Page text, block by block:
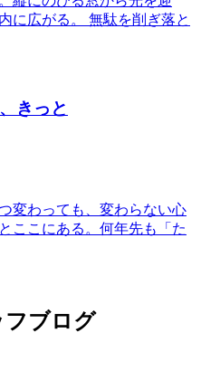
に広がる。 無駄を削ぎ落と
きっと
変わっても、変わらない心
ここにある。何年先も「た
フブログ